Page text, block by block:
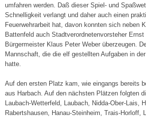
umfahren werden. Daß dieser Spiel- und
Schnelligkeit verlangt und daher auch einen
Feuerwehrarbeit hat, davon konnten sich neben
Battenfeld auch Stadtverordnetenvorsteher
Bürgermeister Klaus Peter Weber überzeugen.
Mannschaft, die die elf gestellten Aufgaben in
hatte.
Auf den ersten Platz kam, wie eingangs bereits
aus Harbach. Auf den nächsten Plätzen folgten
Laubach-Wetterfeld, Laubach, Nidda-Ober-Lais,
Rabertshausen, Hanau-Steinheim, Trais-Horloff,